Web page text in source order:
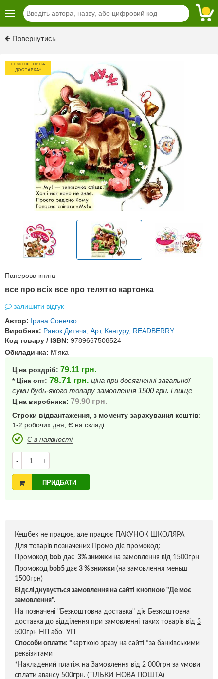
Повернутись
БЕЗКОШТОВНА
ДОСТАВКА*
Паперова книга
все про всіх все про телятко картонка
залишити відгук
Автор: Ірина Сонечко
Виробник: Ранок Дитяча, Арт, Кенгуру, READBERRY
Код товару / ISBN: 9789667508524
Обкладинка: М'яка
Ціна роздріб: 79.11 грн.
* Ціна опт: 78.71 грн. ціна при досягненні загальної
суми будь-якого товару замовлення 1500 грн. і вище
Ціна виробника: 79.90грн.
Строки відвантаження, з моменту зарахування коштів:
1-2 робочих дня, Є на складі
Є в наявності
- +
ПРИДБАТИ
Кешбек не працює, але працює ПАКУНОК ШКОЛЯРА
Для товарів позначених Промо діє промокод:
Промокод bob дає 3% знижки на замовлення від 1500грн
Промокод bob5 дає 3 % знижки (на замовлення меньш
1500грн)
Відслідкувується замовлення на сайті кнопкою "Де моє
замовлення".
На позначені "Безкоштовна доставка" діє Безкоштовна
доставка до відділення при замовленні таких товарів від 3
500грн НП або УП
Способи оплати: *карткою зразу на сайті *за банківськими
реквізитами
*Накладений платіж на Замовлення від 2 000грн за умови
сплати авансу 500грн. (ТІЛЬКИ НОВА ПОШТА)